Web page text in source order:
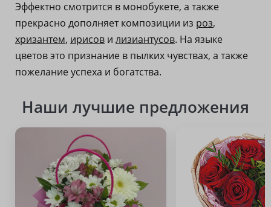
Эффектно смотрится в монобукете, а также
прекрасно дополняет композиции из роз,
хризантем, ирисов и лизиантусов. На языке
цветов это признание в пылких чувствах, а также
пожелание успеха и богатства.
Наши лучшие предложения